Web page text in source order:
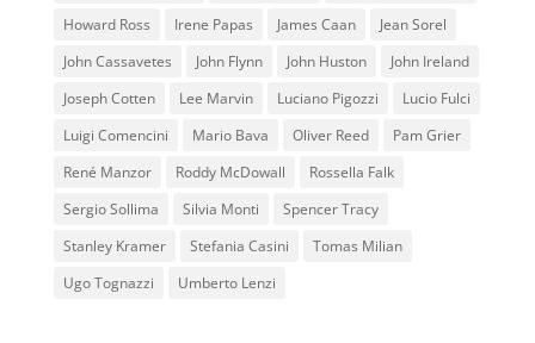
Howard Ross
Irene Papas James Caan
Jean Sorel
John Cassavetes
John Flynn John Huston
John Ireland
Joseph Cotten
Lee Marvin Luciano Pigozzi
Lucio Fulci
Luigi Comencini
Mario Bava Oliver Reed
Pam Grier
René Manzor
Roddy McDowall
Rossella Falk
Sergio Sollima
Silvia Monti
Spencer Tracy
Stanley Kramer
Stefania Casini
Tomas Milian
Ugo Tognazzi
Umberto Lenzi